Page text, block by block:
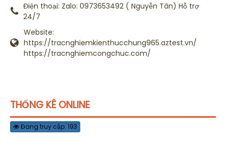
Điện thoại: Zalo: 0973653492 ( Nguyễn Tân) Hỗ trợ
24/7
Website:
https://tracnghiemkienthucchung965.aztest.vn/
https://tracnghiemcongchuc.com/
THỐNG KÊ ONLINE
Đang truy cập: 193